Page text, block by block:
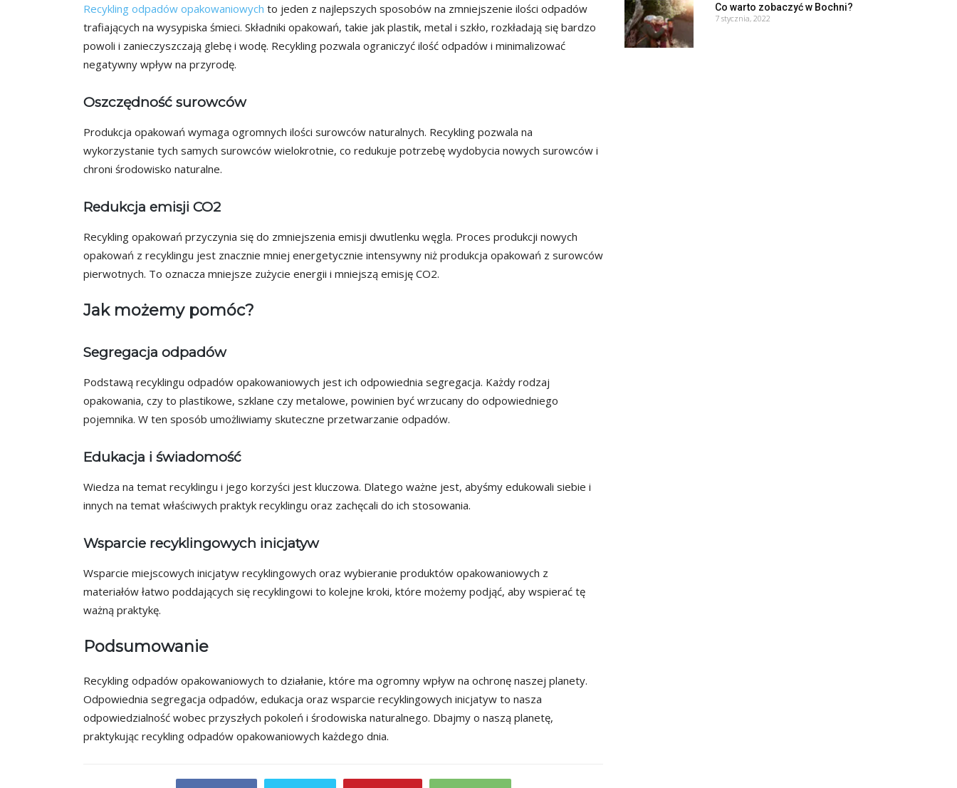
Recykling odpadów opakowaniowych to jeden z najlepszych sposobów na zmniejszenie ilości odpadów
trafiających na wysypiska śmieci. Składniki opakowań, takie jak plastik, metal i szkło, rozkładają się bardzo
powoli i zanieczyszczają glebę i wodę. Recykling pozwala ograniczyć ilość odpadów i minimalizować
negatywny wpływ na przyrodę.
Oszczędność surowców
Produkcja opakowań wymaga ogromnych ilości surowców naturalnych. Recykling pozwala na
wykorzystanie tych samych surowców wielokrotnie, co redukuje potrzebę wydobycia nowych surowców i
chroni środowisko naturalne.
Redukcja emisji CO2
Recykling opakowań przyczynia się do zmniejszenia emisji dwutlenku węgla. Proces produkcji nowych
opakowań z recyklingu jest znacznie mniej energetycznie intensywny niż produkcja opakowań z surowców
pierwotnych. To oznacza mniejsze zużycie energii i mniejszą emisję CO2.
Jak możemy pomóc?
Segregacja odpadów
Podstawą recyklingu odpadów opakowaniowych jest ich odpowiednia segregacja. Każdy rodzaj
opakowania, czy to plastikowe, szklane czy metalowe, powinien być wrzucany do odpowiedniego
pojemnika. W ten sposób umożliwiamy skuteczne przetwarzanie odpadów.
Edukacja i świadomość
Wiedza na temat recyklingu i jego korzyści jest kluczowa. Dlatego ważne jest, abyśmy edukowali siebie i
innych na temat właściwych praktyk recyklingu oraz zachęcali do ich stosowania.
Wsparcie recyklingowych inicjatyw
Wsparcie miejscowych inicjatyw recyklingowych oraz wybieranie produktów opakowaniowych z
materiałów łatwo poddających się recyklingowi to kolejne kroki, które możemy podjąć, aby wspierać tę
ważną praktykę.
Podsumowanie
Recykling odpadów opakowaniowych to działanie, które ma ogromny wpływ na ochronę naszej planety.
Odpowiednia segregacja odpadów, edukacja oraz wsparcie recyklingowych inicjatyw to nasza
odpowiedzialność wobec przyszłych pokoleń i środowiska naturalnego. Dbajmy o naszą planetę,
praktykując recykling odpadów opakowaniowych każdego dnia.
Co warto zobaczyć w Bochni?
7 stycznia, 2022